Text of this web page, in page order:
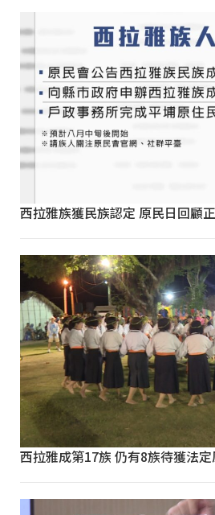
西拉雅族獲民族認定 原民日回顧
西拉雅成第17族 仍有8族待獲法